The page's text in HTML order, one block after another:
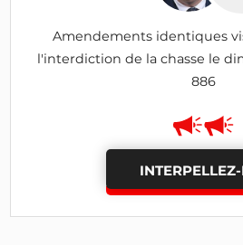
Amendements identiques
l'interdiction de la chasse le
886